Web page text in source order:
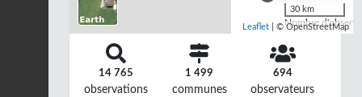
Nombre
30 km
Leaflet | © OpenStreetMap
14 765
observations
1 499
communes
694
observateurs